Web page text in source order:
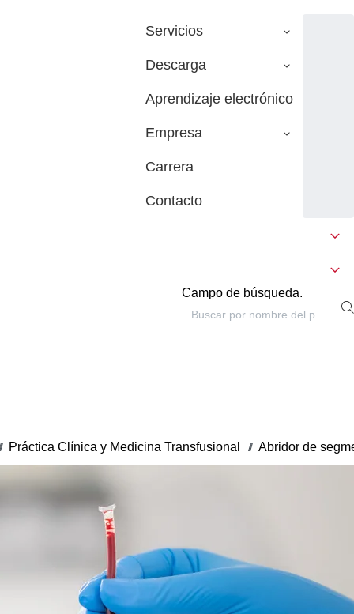
Servicios
Descarga
Aprendizaje electrónico
Empresa
Carrera
Contacto
Campo de búsqueda.
Práctica Clínica y Medicina Transfusional /// Abridor de